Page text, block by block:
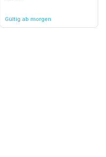
Gültig ab morgen